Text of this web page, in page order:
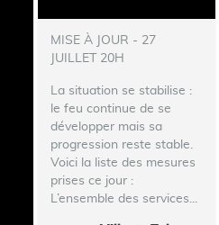
MISE À JOUR - 27
JUILLET 20H
La situation se stabilise :
le feu continue de se
développer mais sa
progression reste stable.
Voici la liste des mesures
prises ce jour :
L’ensemble des services...